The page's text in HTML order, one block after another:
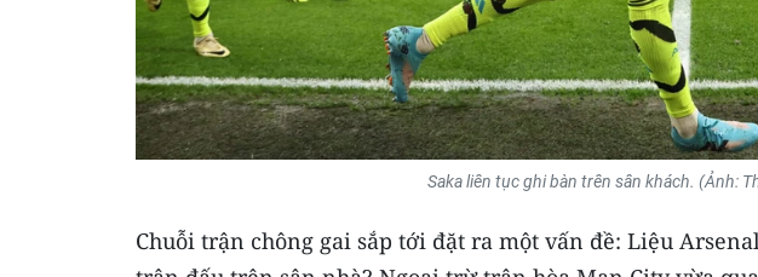
Saka liên tục ghi bàn trên sân khách. (Ảnh:
Chuỗi trận chông gai sắp tới đặt ra một vấn đề: Liệu